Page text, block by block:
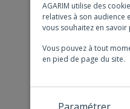
AGARIM utilise des
relatives à son audience
vous souhaitez en
Vous pouvez à tout
en pied de page du site.